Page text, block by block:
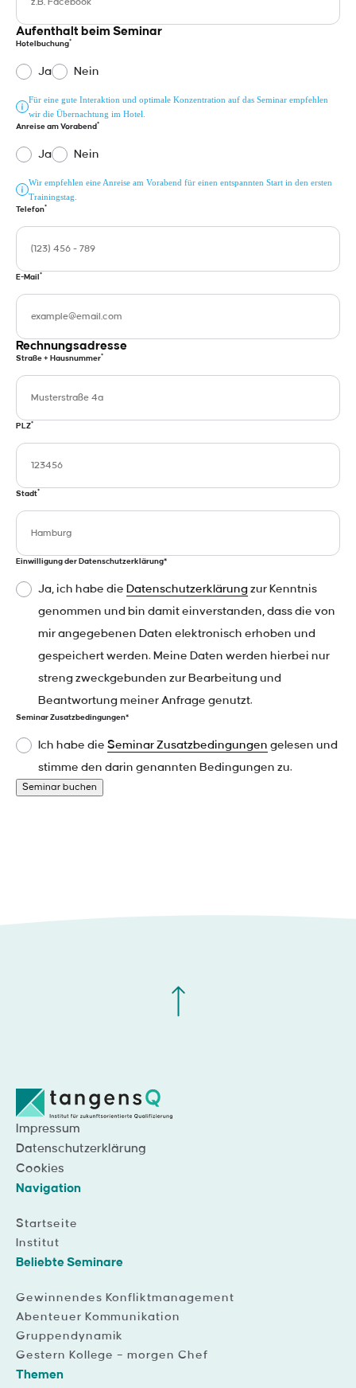
Aufenthalt beim Seminar
Hotelbuchung*
Ja Nein
Für eine gute Interaktion und optimale Konzentration auf das Seminar empfehlen
wir die Übernachtung im Hotel.
Anreise am Vorabend*
Ja Nein
Wir empfehlen eine Anreise am Vorabend für einen entspannten Start in den ersten
Trainingstag.
Telefon*
E-Mail *
Rechnungsadresse
Straße + Hausnummer*
PLZ*
Stadt*
Einwilligung der Datenschutzerklärung*
Ja, ich habe die Datenschutzerklärung zur Kenntnis
genommen und bin damit einverstanden, dass die von
mir angegebenen Daten elektronisch erhoben und
gespeichert werden. Meine Daten werden hierbei nur
streng zweckgebunden zur Bearbeitung und
Beantwortung meiner Anfrage genutzt.
Seminar Zusatzbedingungen*
Ich habe die Seminar Zusatzbedingungen gelesen und
stimme den darin genannten Bedingungen zu.
Seminar buchen
Impressum
Datenschutzerklärung
Cookies
Navigation
Startseite
Institut
Beliebte Seminare
Gewinnendes Konfliktmanagement
Abenteuer Kommunikation
Gruppendynamik
Gestern Kollege – morgen Chef
Themen